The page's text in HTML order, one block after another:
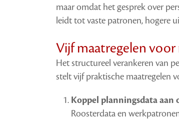
maar omdat het gesprek over
leidt tot vaste patronen, hogere
Vijf maatregelen
Het structureel verankeren van
stelt vijf praktische maatregelen
Koppel planningsdata
Roosterdata en